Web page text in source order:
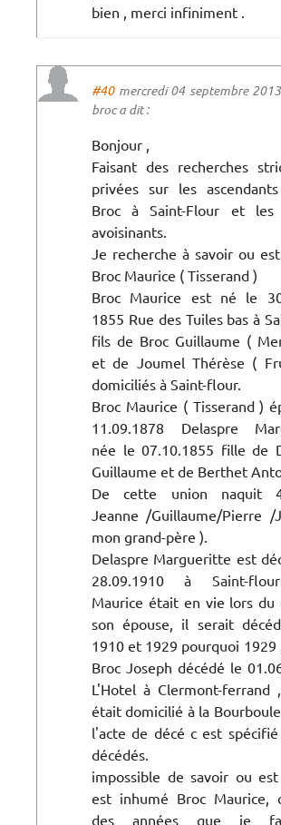
bien , merci infiniment .
#40mercredi 04 septembre
broc a dit :
Bonjour ,
Faisant des recherches
privées sur les
Broc à Saint-Flour et les
avoisinants.
Je recherche à savoir ou
Broc Maurice ( Tisserand )
Broc Maurice est né le
1855 Rue des Tuiles bas à
fils de Broc Guillaume (
et de Joumel Thérèse (
domiciliés à Saint-flour.
Broc Maurice ( Tisserand )
11.09.1878 Delaspre
née le 07.10.1855 fille de
Guillaume et de Berthet
De cette union naquit
Jeanne /Guillaume/Pierre /
mon grand-père ).
Delaspre Margueritte est
28.09.1910 à Saint-
Maurice était en vie lors du
son épouse, il serait
1910 et 1929 pourquoi 1929
Broc Joseph décédé le
L'Hotel à Clermont-ferrand
était domicilié à la
l'acte de décé c est
décédés.
impossible de savoir ou
est inhumé Broc Maurice,
des années que je